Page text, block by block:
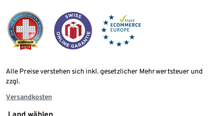
Alle Preise verstehen sich inkl. gesetzlicher Mehrwertsteuer und
zzgl.
Versandkosten